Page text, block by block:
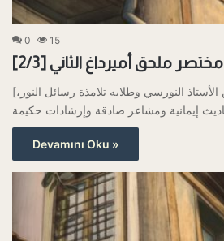
0 15
مختصر ملحق أميرداغ الثاني [2/3]
[المَلاحق: رسائل متبادلة بين الأستاذ النورسي وطلابه تلامذة رسائل النور،
Devamını Oku »